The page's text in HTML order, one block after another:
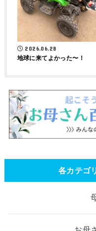
2026.06.28
地球に来てよかった〜！
各カテゴ